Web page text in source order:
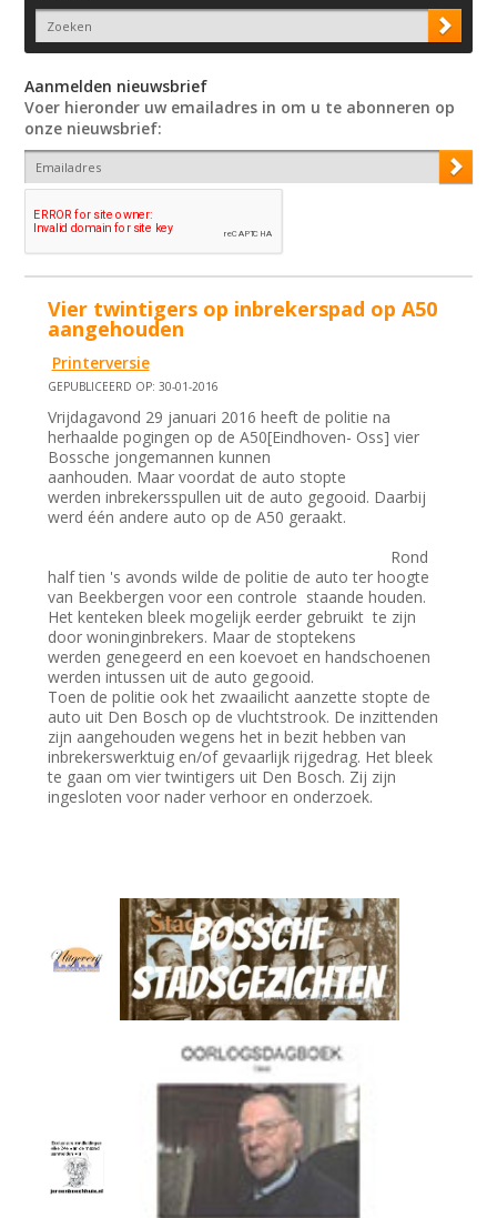
Aanmelden nieuwsbrief
Voer hieronder uw emailadres in om u te abonneren op
onze nieuwsbrief:
Vier twintigers op inbrekerspad op A50
aangehouden
Printerversie
GEPUBLICEERD OP: 30-01-2016
Vrijdagavond 29 januari 2016 heeft de politie na
herhaalde pogingen op de A50[Eindhoven- Oss] vier
Bossche jongemannen kunnen
aanhouden. Maar voordat de auto stopte
werden inbrekersspullen uit de auto gegooid. Daarbij
werd één andere auto op de A50 geraakt.
Rond
half tien 's avonds wilde de politie de auto ter hoogte
van Beekbergen voor een controle staande houden.
Het kenteken bleek mogelijk eerder gebruikt te zijn
door woninginbrekers. Maar de stoptekens
werden genegeerd en een koevoet en handschoenen
werden intussen uit de auto gegooid.
Toen de politie ook het zwaailicht aanzette stopte de
auto uit Den Bosch op de vluchtstrook. De inzittenden
zijn aangehouden wegens het in bezit hebben van
inbrekerswerktuig en/of gevaarlijk rijgedrag. Het bleek
te gaan om vier twintigers uit Den Bosch. Zij zijn
ingesloten voor nader verhoor en onderzoek.